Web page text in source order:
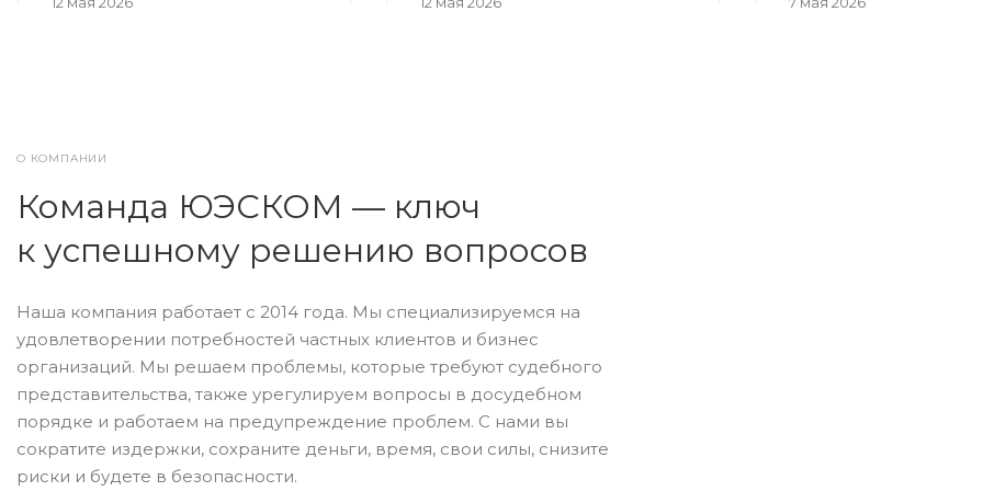
О КОМПАНИИ
Команда ЮЭСКОМ — ключ
к успешному решению вопросов
Наша компания работает с 2014 года. Мы специализируемся на
удовлетворении потребностей частных клиентов и бизнес
организаций. Мы решаем проблемы, которые требуют судебного
представительства, также урегулируем вопросы в досудебном
порядке и работаем на предупреждение проблем. С нами вы
сократите издержки, сохраните деньги, время, свои силы, снизите
риски и будете в безопасности.